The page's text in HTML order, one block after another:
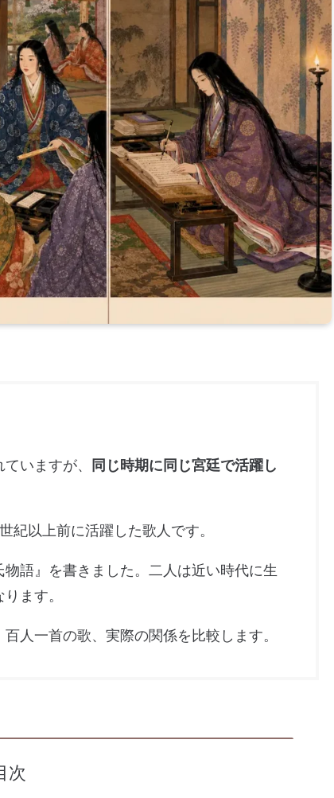
いますが、
同じ時期に同じ宮廷で活躍し
紀以上前に活躍した歌人です。
語』を書きました。二人は近い時代に生
ます。
人一首の歌、実際の関係を比較します。
次